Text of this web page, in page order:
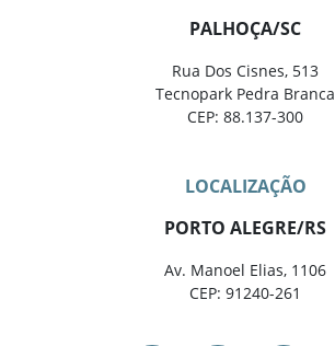
PALHOÇA/SC
Rua Dos Cisnes, 513
Tecnopark Pedra Branca
CEP: 88.137-300
LOCALIZAÇÃO
PORTO ALEGRE/RS
Av. Manoel Elias, 1106
CEP: 91240-261